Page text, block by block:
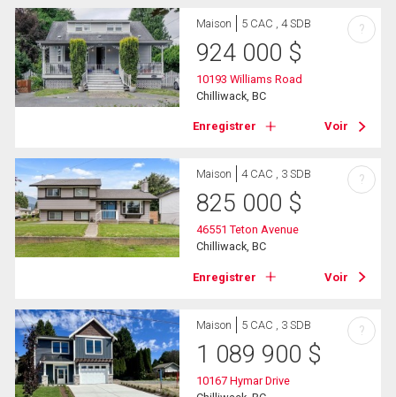
Maison 5 CAC , 4 SDB
924 000 $
10193 Williams Road
Chilliwack, BC
Enregistrer Voir
?
Maison 4 CAC , 3 SDB
825 000 $
46551 Teton Avenue
Chilliwack, BC
Enregistrer Voir
?
Maison 5 CAC , 3 SDB
1 089 900 $
10167 Hymar Drive
?